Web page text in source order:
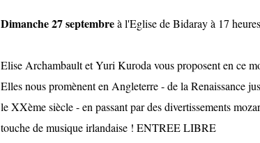
Dimanche 27 septembreà l'Eglise de Bidaray à 17
Elise Archambault et Yuri Kuroda vous proposent en ce
Elles nous promènent en Angleterre - de la Renaissance
le XXème siècle - en passant par des divertissements
touche de musique irlandaise ! ENTREE LIBRE